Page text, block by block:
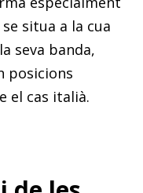
situa a la cua
seva banda,
posicions
el cas italià.